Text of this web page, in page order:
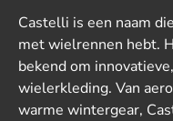
Castelli is een naam
met wielrennen hebt.
bekend om
wielerkleding. Van
warme wintergear,